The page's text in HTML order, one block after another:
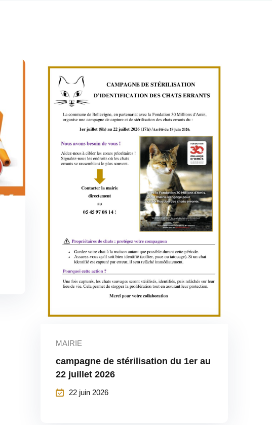
MAIRIE
campagne de stérilisation du 1er au
22 juillet 2026
22 juin 2026